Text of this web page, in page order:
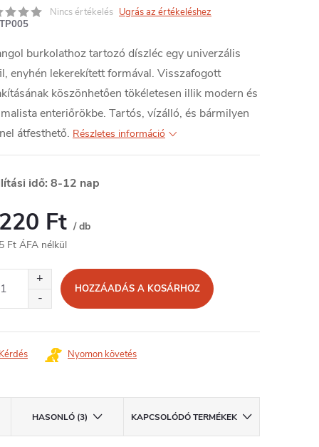
Nincs értékelés Ugrás az értékeléshez
TP005
burkolathoz tartozó díszléc egy univerzális
enyhén lekerekített formával. Visszafogott
köszönhetően tökéletesen illik modern és
enteriőrökbe. Tartós, vízálló, és bármilyen
átfesthető. Részletes információ
idő: 8-12 nap
Ft / db
Ft ÁFA nélkül
HOZZÁADÁS A KOSÁRHOZ
Kérdés Nyomon követés
HASONLÓ (3) KAPCSOLÓDÓ TERMÉKEK